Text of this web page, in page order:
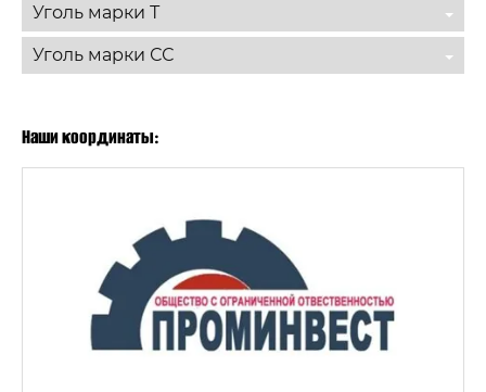
Уголь марки Т
Уголь марки СС
Наши координаты: